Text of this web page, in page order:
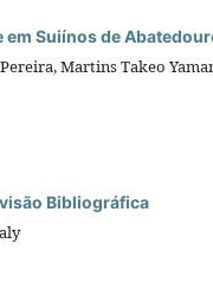
Suiínos de
Martins Takeo
Bibliográfica